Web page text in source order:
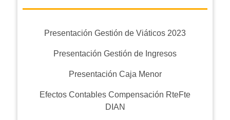
Presentación Gestión de Viáticos 2023
Presentación Gestión de Ingresos
Presentación Caja Menor
Efectos Contables Compensación RteFte
DIAN